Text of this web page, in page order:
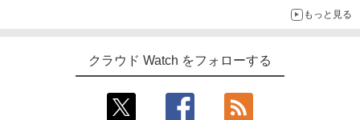
もっと見る
クラウド Watch をフォローする